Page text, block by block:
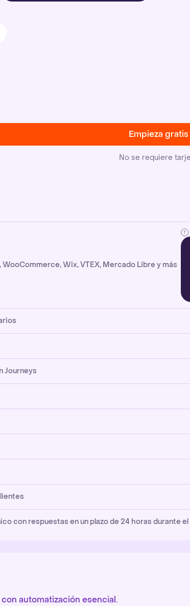
Empieza gratis
No se requiere
Wix, VTEX, Mercado Libre y más
Journeys
con respuestas en un plazo de 24 horas durante
automatización esencial.